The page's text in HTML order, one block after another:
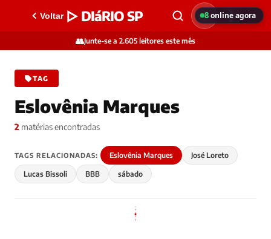
Voltar ▷ DIáRIO SP
👥Junte-se a 2.605 leitores este mês
TAG
Eslovênia Marques
2 matérias encontradas
TAGS RELACIONADAS: Eslovênia Marques José Loreto
Lucas Bissoli BBB sábado
8online agora